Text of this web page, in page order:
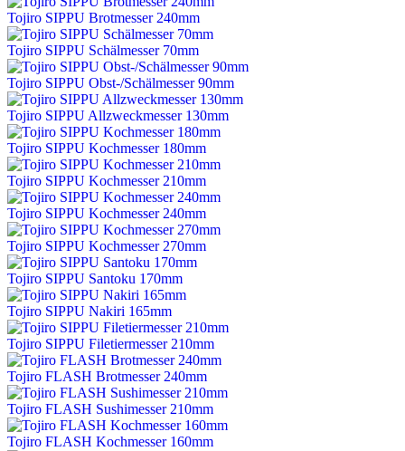
Tojiro SIPPU Brotmesser 240mm
Tojiro SIPPU Schälmesser 70mm
Tojiro SIPPU Obst-/Schälmesser 90mm
Tojiro SIPPU Allzweckmesser 130mm
Tojiro SIPPU Kochmesser 180mm
Tojiro SIPPU Kochmesser 210mm
Tojiro SIPPU Kochmesser 240mm
Tojiro SIPPU Kochmesser 270mm
Tojiro SIPPU Santoku 170mm
Tojiro SIPPU Nakiri 165mm
Tojiro SIPPU Filetiermesser 210mm
Tojiro FLASH Brotmesser 240mm
Tojiro FLASH Sushimesser 210mm
Tojiro FLASH Kochmesser 160mm